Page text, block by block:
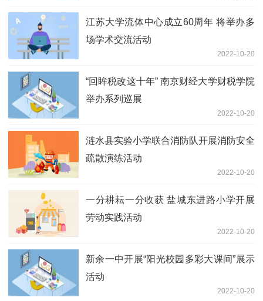
江苏大学流体中心成立60周年 将举办多
场学术交流活动
2022-10-20
“回眸税改这十年” 南京财经大学财税学院
举办系列巡展
2022-10-20
涟水县实验小学联合消防队开展消防安全
疏散演练活动
2022-10-20
一分耕耘一分收获 盐城东进路小学开展
劳动实践活动
2022-10-20
新余一中开展“阳光校园多彩大课间”展示
活动
2022-10-20